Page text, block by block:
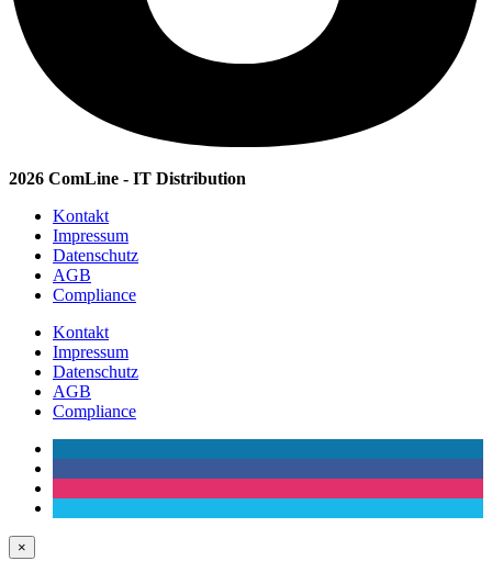
2026 ComLine - IT Distribution
Kontakt
Impressum
Datenschutz
AGB
Compliance
Kontakt
Impressum
Datenschutz
AGB
Compliance
×